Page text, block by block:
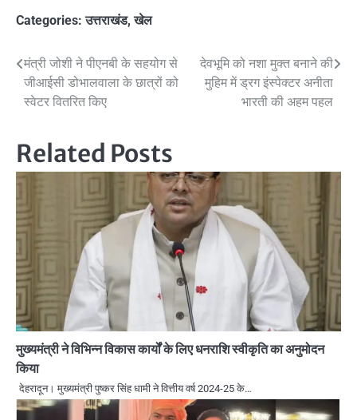
Categories:उत्तराखंड,खेल
Post
navigation
मंत्री जोशी ने पीएनबी के सहयोग से
जीआईसी डोभालवाला के छात्रों को
स्वेटर वितरित किए
देवभूमि को नशा मुक्त बनाने की
मुहिम में ड्रग इंस्पेक्टर अनीता
भारती की अहम पहल
Related Posts
मुख्यमंत्री ने विभिन्न विकास कार्यों के लिए धनराशि स्वीकृति का अनुमोदन
किया
देहरादून। मुख्यमंत्री पुष्कर सिंह धामी ने वित्तीय वर्ष 2024-25 के…